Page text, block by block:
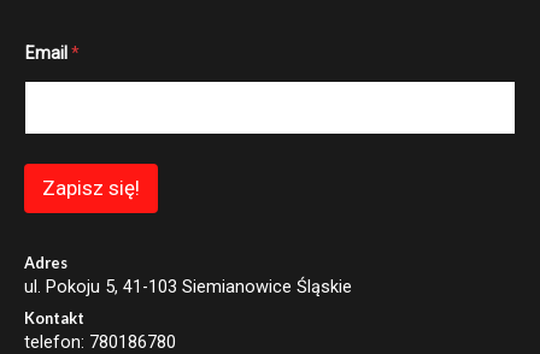
m
*
i
Email *
Zapisz się!
Adres
ul. Pokoju 5, 41-103 Siemianowice Śląskie
Kontakt
telefon: 780186780